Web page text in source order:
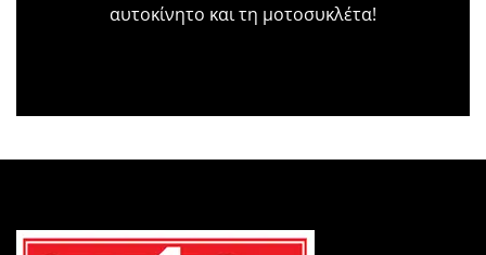
αυτοκίνητο και τη μοτοσυκλέτα!